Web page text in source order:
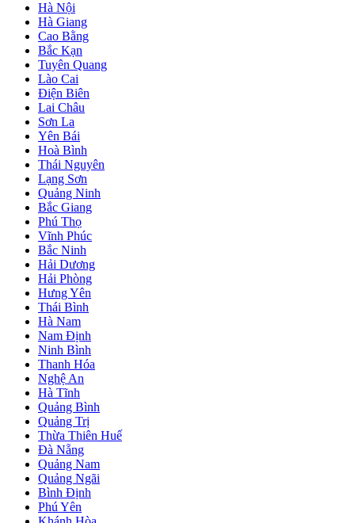
Hà Nội
Hà Giang
Cao Bằng
Bắc Kạn
Tuyên Quang
Lào Cai
Điện Biên
Lai Châu
Sơn La
Yên Bái
Hoà Bình
Thái Nguyên
Lạng Sơn
Quảng Ninh
Bắc Giang
Phú Thọ
Vĩnh Phúc
Bắc Ninh
Hải Dương
Hải Phòng
Hưng Yên
Thái Bình
Hà Nam
Nam Định
Ninh Bình
Thanh Hóa
Nghệ An
Hà Tĩnh
Quảng Bình
Quảng Trị
Thừa Thiên Huế
Đà Nẵng
Quảng Nam
Quảng Ngãi
Bình Định
Phú Yên